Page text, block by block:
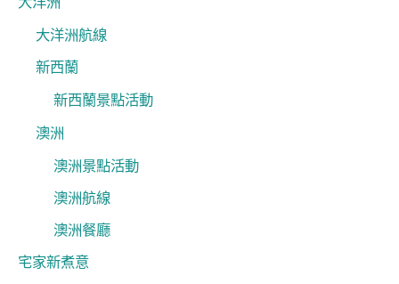
大洋洲航線
新西蘭
新西蘭景點活動
澳洲
澳洲景點活動
澳洲航線
澳洲餐廳
宅家新煮意